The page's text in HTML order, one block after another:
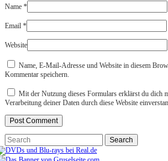
Name *
Email *
Website
Name, E-Mail-Adresse und Website in diesem
Kommentar speichern.
Mit der Nutzung dieses Formulars erklärst du dich
Verarbeitung deiner Daten durch diese Website